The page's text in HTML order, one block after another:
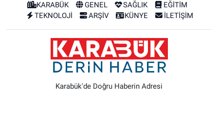
KARABÜK GENEL SAĞLIK
EĞİTİM
TEKNOLOJİ
ARŞİV KÜNYE İLETİŞİM
Karabük'de Doğru Haberin Adresi